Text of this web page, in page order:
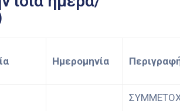
Ημερομηνία